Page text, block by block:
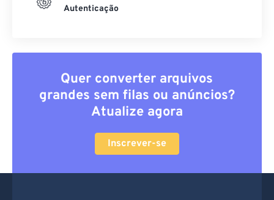
Autenticação
Quer converter arquivos
grandes sem filas ou anúncios?
Atualize agora
Inscrever-se